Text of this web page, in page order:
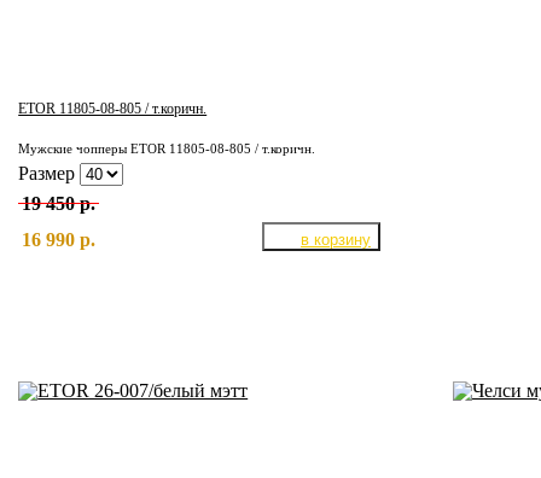
ETOR 11805-08-805 / т.коричн.
Мужские чопперы ETOR 11805-08-805 / т.коричн.
Размер
19 450 р.
16 990 р.